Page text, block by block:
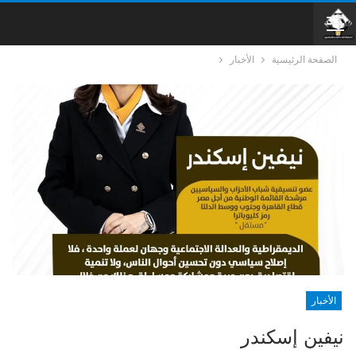
الصفحة الرئيسية الأخبار
الأخبار
نيفين إسكندر